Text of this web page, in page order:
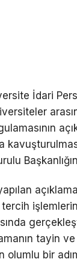
İdari
tayin
olumlu bir